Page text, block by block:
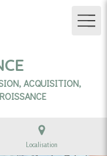
ACQUISITION,
Localisation